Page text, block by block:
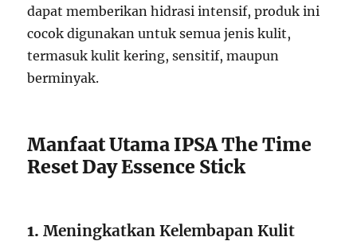
dapat memberikan hidrasi intensif, produk ini
cocok digunakan untuk semua jenis kulit,
termasuk kulit kering, sensitif, maupun
berminyak.
Manfaat Utama IPSA The Time
Reset Day Essence Stick
1.Meningkatkan Kelembapan Kulit